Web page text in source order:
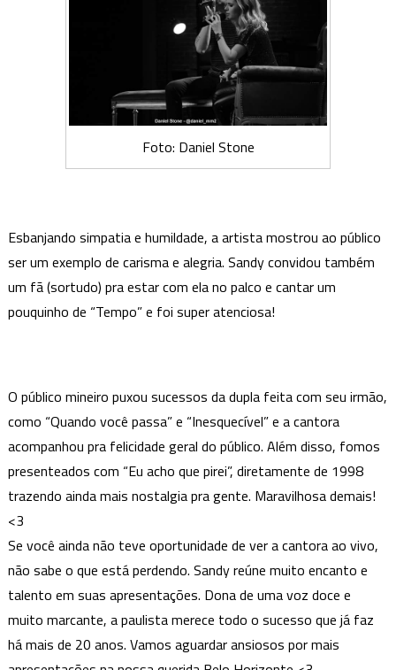
Foto: Daniel Stone
Esbanjando simpatia e humildade, a artista mostrou ao público
ser um exemplo de carisma e alegria. Sandy convidou também
um fã (sortudo) pra estar com ela no palco e cantar um
pouquinho de “Tempo” e foi super atenciosa!
O público mineiro puxou sucessos da dupla feita com seu irmão,
como “Quando você passa” e “Inesquecível” e a cantora
acompanhou pra felicidade geral do público. Além disso, fomos
presenteados com “Eu acho que pirei”, diretamente de 1998
trazendo ainda mais nostalgia pra gente. Maravilhosa demais!
<3
Se você ainda não teve oportunidade de ver a cantora ao vivo,
não sabe o que está perdendo. Sandy reúne muito encanto e
talento em suas apresentações. Dona de uma voz doce e
muito marcante, a paulista merece todo o sucesso que já faz
há mais de 20 anos. Vamos aguardar ansiosos por mais